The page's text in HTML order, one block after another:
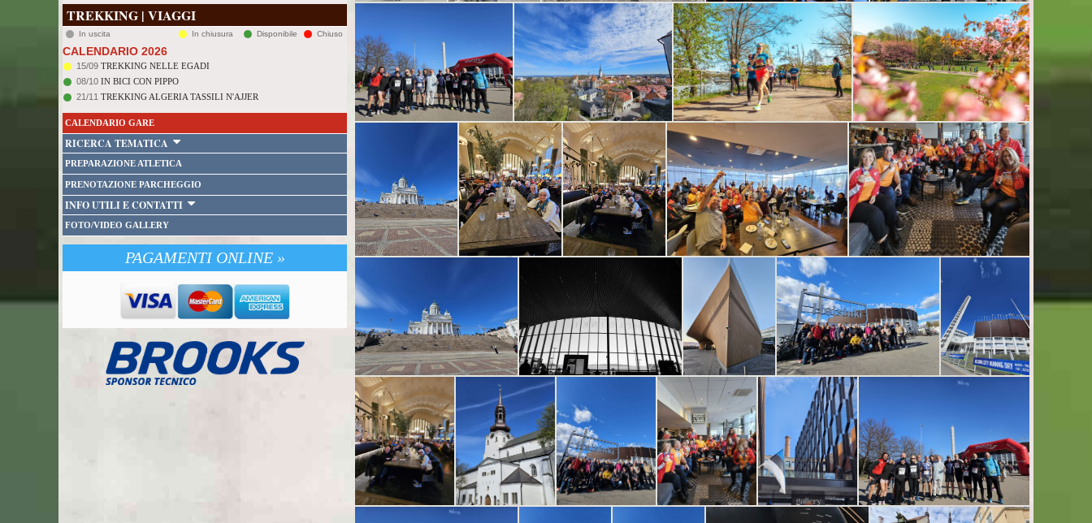
TREKKING | VIAGGI
In uscita In chiusura Disponibile Chiuso
CALENDARIO 2026
15/09 TREKKING NELLE EGADI
08/10 IN BICI CON PIPPO
21/11 TREKKING ALGERIA TASSILI N'AJJER
CALENDARIO GARE
RICERCA TEMATICA
PREPARAZIONE ATLETICA
PRENOTAZIONE PARCHEGGIO
INFO UTILI E CONTATTI
FOTO/VIDEO GALLERY
PAGAMENTI ONLINE »